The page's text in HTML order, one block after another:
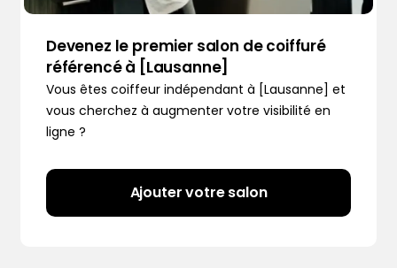
Devenez le premier salon de coiffuré
référencé à [Lausanne]
Vous êtes coiffeur indépendant à [Lausanne] et
vous cherchez à augmenter votre visibilité en
ligne ?
Ajouter votre salon